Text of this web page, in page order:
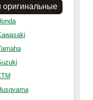
оригинальные